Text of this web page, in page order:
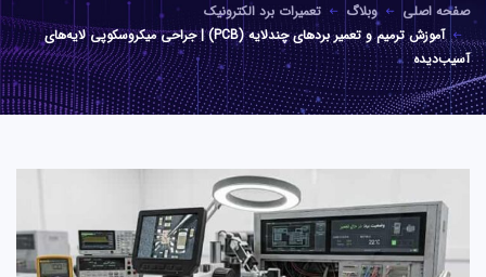
صفحه اصلی وبلاگ
تعمیرات برد الکترونیک
آموزش ترمیم و تعمیر بردهای چندلایه (PCB) | جراحی میکروسکوپی لایه‌های
آسیب‌دیده